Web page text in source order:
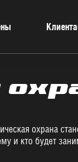
охрана
и кто будет